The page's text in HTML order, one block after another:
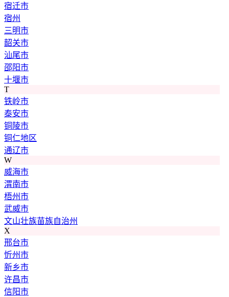
宿迁市
宿州
三明市
韶关市
汕尾市
邵阳市
十堰市
T
铁岭市
泰安市
铜陵市
铜仁地区
通辽市
W
威海市
渭南市
梧州市
武威市
文山壮族苗族自治州
X
邢台市
忻州市
新乡市
许昌市
信阳市